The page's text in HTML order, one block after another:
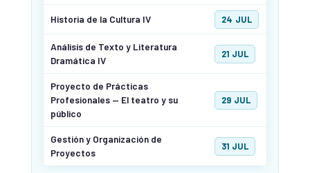
Historia de la Cultura IV 24 JUL
Análisis de Texto y Literatura
Dramática IV
21 JUL
Proyecto de Prácticas
Profesionales — El teatro y su
público
29 JUL
Gestión y Organización de
Proyectos
31 JUL